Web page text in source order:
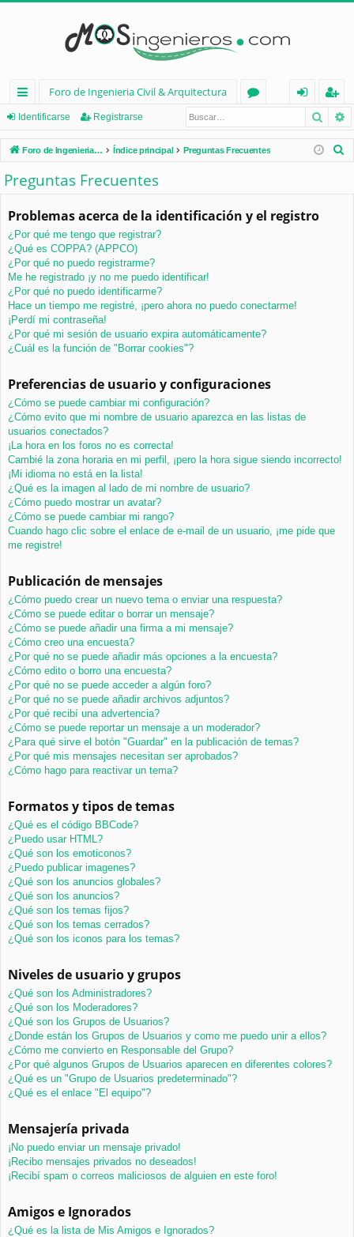
nl
ac
es
rá
pi
d
os
Foro de Ingenieria Civil & Arquitectura
os
nt
ifi
rs
eg
ist
ra
Identificarse Registrarse
Foro de Ingenieria Civil & Arquitectura Índice principal Preguntas Frecuentes
Preguntas Frecuentes
Problemas acerca de la identificación y el registro
¿Por qué me tengo que registrar?
¿Qué es COPPA? (APPCO)
¿Por qué no puedo registrarme?
Me he registrado ¡y no me puedo identificar!
¿Por qué no puedo identificarme?
Hace un tiempo me registré, ¡pero ahora no puedo conectarme!
¡Perdí mi contraseña!
¿Por qué mi sesión de usuario expira automáticamente?
¿Cuál es la función de "Borrar cookies"?
Preferencias de usuario y configuraciones
¿Cómo se puede cambiar mi configuración?
¿Cómo evito que mi nombre de usuario aparezca en las listas de
usuarios conectados?
¡La hora en los foros no es correcta!
Cambié la zona horaria en mi perfil, ¡pero la hora sigue siendo incorrecto!
¡Mi idioma no está en la lista!
¿Qué es la imagen al lado de mi nombre de usuario?
¿Cómo puedo mostrar un avatar?
¿Cómo se puede cambiar mi rango?
Cuando hago clic sobre el enlace de e-mail de un usuario, ¡me pide que
me registre!
Publicación de mensajes
¿Cómo puedo crear un nuevo tema o enviar una respuesta?
¿Cómo se puede editar o borrar un mensaje?
¿Cómo se puede añadir una firma a mi mensaje?
¿Cómo creo una encuesta?
¿Por qué no se puede añadir más opciones a la encuesta?
¿Cómo edito o borro una encuesta?
¿Por qué no se puede acceder a algún foro?
¿Por qué no se puede añadir archivos adjuntos?
¿Por qué recibí una advertencia?
¿Cómo se puede reportar un mensaje a un moderador?
¿Para qué sirve el botón "Guardar" en la publicación de temas?
¿Por qué mis mensajes necesitan ser aprobados?
¿Cómo hago para reactivar un tema?
Formatos y tipos de temas
¿Qué es el código BBCode?
¿Puedo usar HTML?
¿Qué son los emoticonos?
¿Puedo publicar imagenes?
¿Qué son los anuncios globales?
¿Qué son los anuncios?
¿Qué son los temas fijos?
¿Qué son los temas cerrados?
¿Qué son los iconos para los temas?
Niveles de usuario y grupos
¿Qué son los Administradores?
¿Qué son los Moderadores?
¿Qué son los Grupos de Usuarios?
¿Donde están los Grupos de Usuarios y como me puedo unir a ellos?
¿Cómo me convierto en Responsable del Grupo?
¿Por qué algunos Grupos de Usuarios aparecen en diferentes colores?
¿Qué es un "Grupo de Usuarios predeterminado"?
¿Qué es el enlace "El equipo"?
Mensajería privada
¡No puedo enviar un mensaje privado!
¡Recibo mensajes privados no deseados!
¡Recibí spam o correos maliciosos de alguien en este foro!
Amigos e Ignorados
¿Qué es la lista de Mis Amigos e Ignorados?